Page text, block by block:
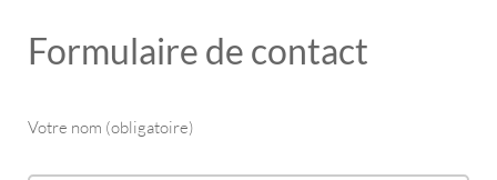
Formulaire de contact
Votre nom (obligatoire)